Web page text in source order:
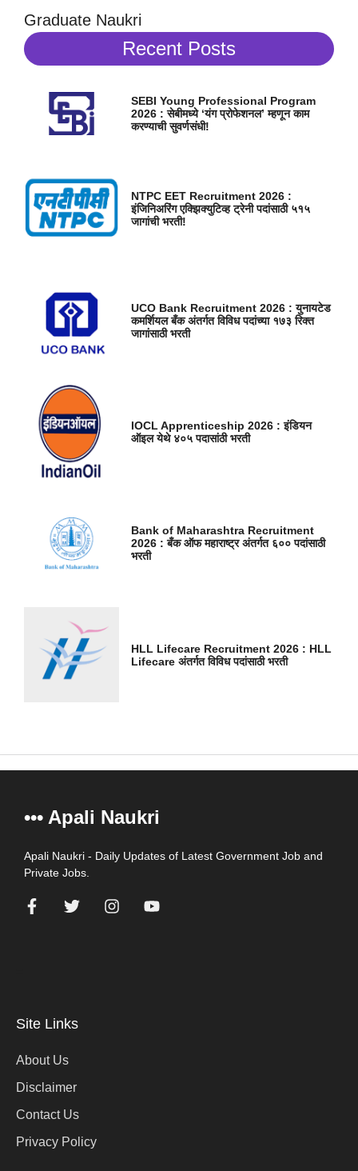
Graduate Naukri
Recent Posts
SEBI Young Professional Program
2026 : सेबीमध्ये ‘यंग प्रोफेशनल’ म्हणून काम
करण्याची सुवर्णसंधी!
NTPC EET Recruitment 2026 :
इंजिनिअरिंग एक्झिक्युटिव्ह ट्रेनी पदांसाठी ५१५
जागांची भरती!
UCO Bank Recruitment 2026 : युनायटेड
कमर्शियल बँक अंतर्गत विविध पदांच्या १७३ रिक्त
जागांसाठी भरती
IOCL Apprenticeship 2026 : इंडियन
ऑइल येथे ४०५ पदासांठी भरती
Bank of Maharashtra Recruitment
2026 : बँक ऑफ महाराष्ट्र अंतर्गत ६०० पदांसाठी
भरती
HLL Lifecare Recruitment 2026 : HLL
Lifecare अंतर्गत विविध पदांसाठी भरती
••• Apali Naukri
Apali Naukri - Daily Updates of Latest Government Job and
Private Jobs.
Site Links
About Us
Disclaimer
Contact Us
Privacy Policy